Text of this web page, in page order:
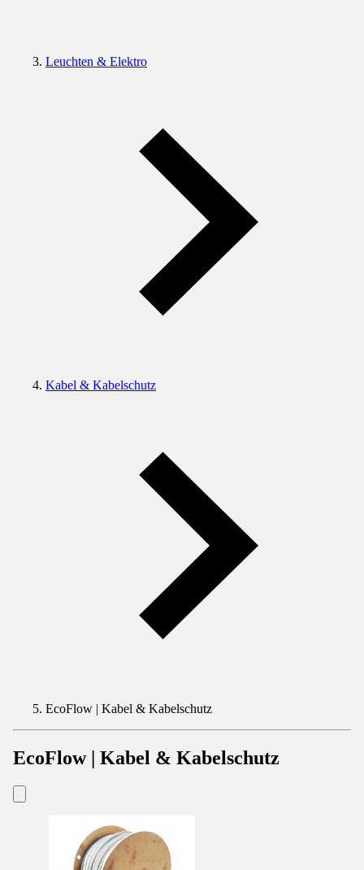
Leuchten & Elektro
Kabel & Kabelschutz
EcoFlow | Kabel & Kabelschutz
EcoFlow | Kabel & Kabelschutz